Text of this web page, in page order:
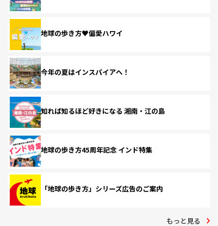
地球の歩き方♥偏愛ハワイ
今年の夏はインスパイアへ！
知れば知るほど好きになる 湘南・江の島
地球の歩き方45周年記念 インド特集
「地球の歩き方」シリーズ広告のご案内
もっと見る